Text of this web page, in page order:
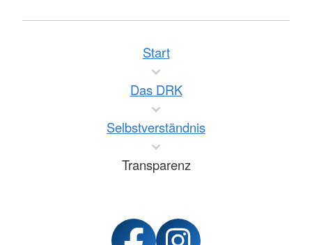
Start
Das DRK
Selbstverständnis
Transparenz